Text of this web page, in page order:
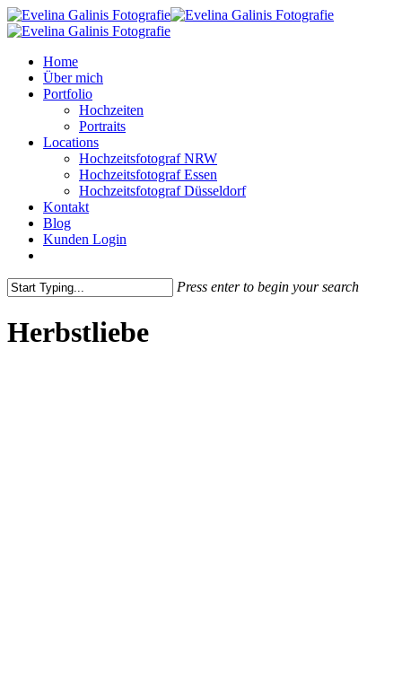
Skip
to
content
Menu
Home
Über mich
Portfolio
Hochzeiten
Portraits
Locations
Hochzeitsfotograf NRW
Hochzeitsfotograf Essen
Hochzeitsfotograf Düsseldorf
Kontakt
Blog
Kunden Login
Press enter to begin your search
Search
Herbstliebe